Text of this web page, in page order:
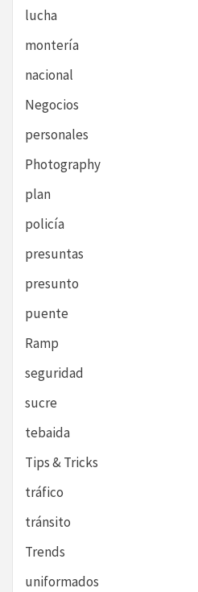
lucha
montería
nacional
Negocios
personales
Photography
plan
policía
presuntas
presunto
puente
Ramp
seguridad
sucre
tebaida
Tips & Tricks
tráfico
tránsito
Trends
uniformados